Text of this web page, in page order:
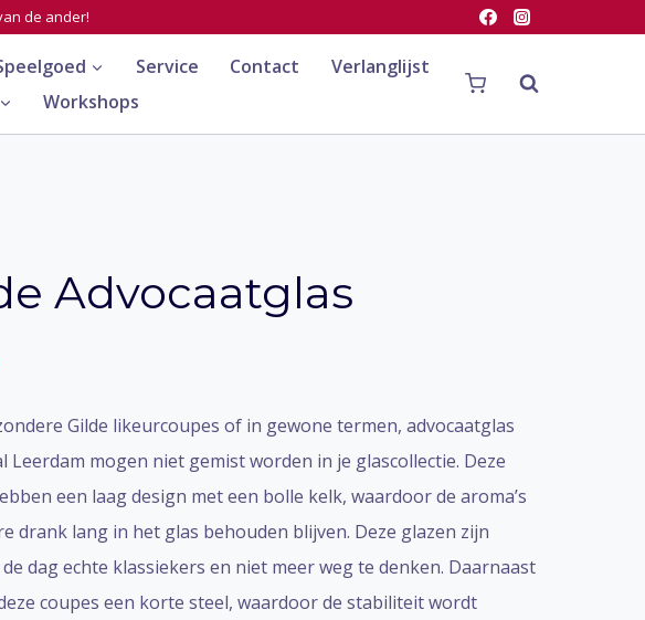
de ander!
Service Contact
Verlanglijst
Workshops
Advocaatglas
Gilde likeurcoupes of in gewone termen, advocaatglas
Leerdam mogen niet gemist worden in je glascollectie. Deze
een laag design met een bolle kelk, waardoor de aroma’s
drank lang in het glas behouden blijven. Deze glazen zijn
dag echte klassiekers en niet meer weg te denken. Daarnaast
coupes een korte steel, waardoor de stabiliteit wordt